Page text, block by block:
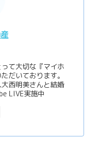
て大切な『マイホ
だいております。
西明美さんと結婚
LIVE実施中